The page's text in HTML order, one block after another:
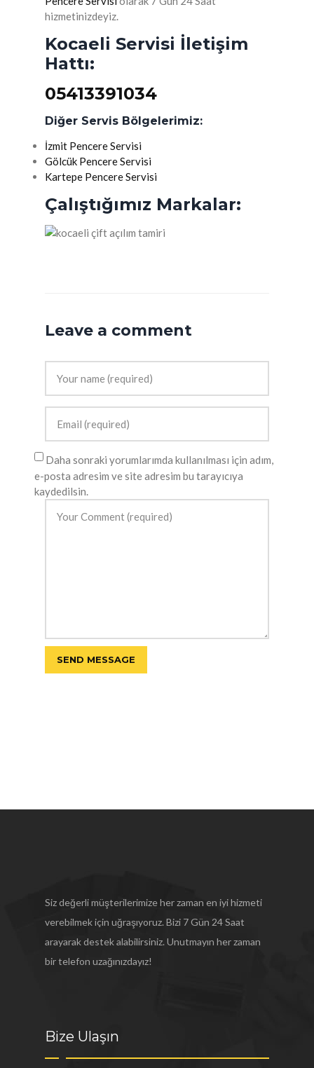
hizmetinizdeyiz.
Kocaeli Servisi İletişim
Hattı:
05413391034
Diğer Servis Bölgelerimiz:
İzmit Pencere Servisi
Gölcük Pencere Servisi
Kartepe Pencere Servisi
Çalıştığımız Markalar:
Leave a comment
Daha sonraki yorumlarımda kullanılması için adım,
e-posta adresim ve site adresim bu tarayıcıya
kaydedilsin.
Siz değerli müşterilerimize her zaman en iyi hizmeti
verebilmek için uğraşıyoruz. Bizi 7 Gün 24 Saat
arayarak destek alabilirsiniz. Unutmayın her zaman
bir telefon uzağınızdayız!
Bize Ulaşın